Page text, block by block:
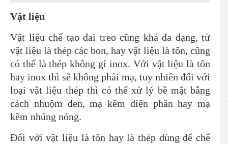
Vật liệu
Vật liệu chế tạo đai treo cũng khá đa dạng, từ
vật liệu là thép các bon, hay vật liệu là tôn, cũng
có thể là thép không gỉ inox. Với vật liệu là tôn
hay inox thì sẽ không phải mạ, tuy nhiên đối với
loại vật liệu thép thì có thể xử lý bề mặt bằng
cách nhuộm đen, mạ kẽm điện phân hay mạ
kẽm nhúng nóng.
Đối với vật liệu là tôn hay là thép dùng để chế